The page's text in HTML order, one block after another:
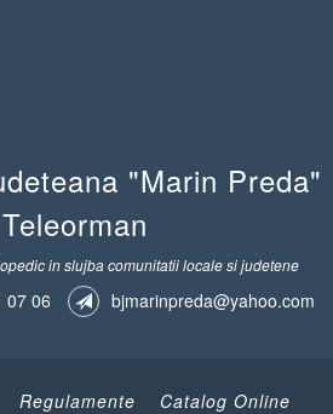
"Marin Preda"
Teleorman
in slujba comunitatii locale si judetene
07 06 bjmarinpreda@yahoo.com
Regulamente Catalog Online